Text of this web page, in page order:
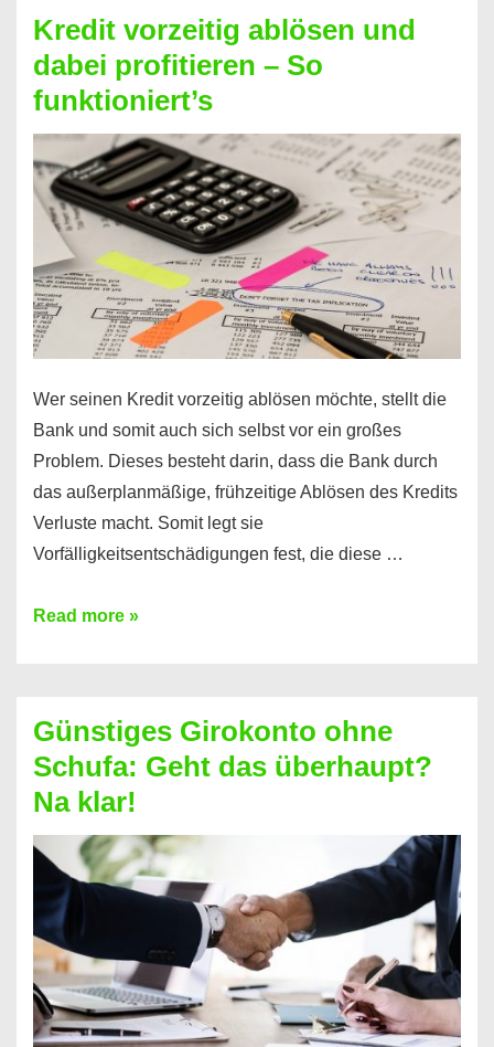
Kredit
berechnen
–
Mit
diesen
Regeln!
Kredit vorzeitig ablösen und
dabei profitieren – So
funktioniert’s
Wer seinen Kredit vorzeitig ablösen möchte, stellt die
Bank und somit auch sich selbst vor ein großes
Problem. Dieses besteht darin, dass die Bank durch
das außerplanmäßige, frühzeitige Ablösen des Kredits
Verluste macht. Somit legt sie
Vorfälligkeitsentschädigungen fest, die diese …
Kredit
dabei
profitieren
–
So
funktioniert’s
Read more »
Günstiges Girokonto ohne
Schufa: Geht das überhaupt?
Na klar!